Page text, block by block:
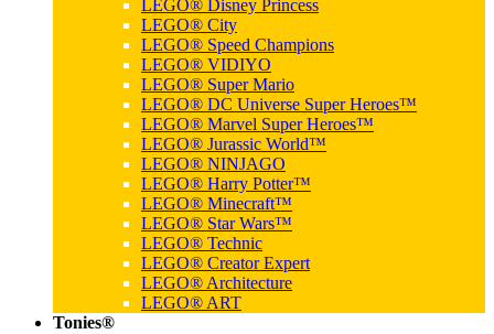
LEGO® Disney Princess
LEGO® City
LEGO® Speed Champions
LEGO® VIDIYO
LEGO® Super Mario
LEGO® DC Universe Super Heroes™
LEGO® Marvel Super Heroes™
LEGO® Jurassic World™
LEGO® NINJAGO
LEGO® Harry Potter™
LEGO® Minecraft™
LEGO® Star Wars™
LEGO® Technic
LEGO® Creator Expert
LEGO® Architecture
LEGO® ART
Tonies®